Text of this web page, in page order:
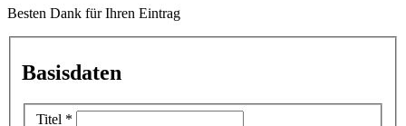
Besten Dank für Ihren Eintrag
Basisdaten
Titel *